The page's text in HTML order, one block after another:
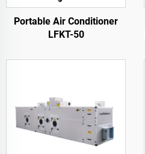
Portable Air Conditioner
LFKT-50